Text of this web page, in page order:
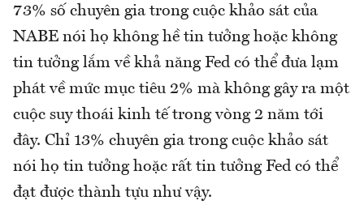
73% số chuyên gia trong cuộc khảo sát của
NABE nói họ không hề tin tưởng hoặc không
tin tưởng lắm về khả năng Fed có thể đưa lạm
phát về mức mục tiêu 2% mà không gây ra một
cuộc suy thoái kinh tế trong vòng 2 năm tới
đây. Chỉ 13% chuyên gia trong cuộc khảo sát
nói họ tin tưởng hoặc rất tin tưởng Fed có thể
đạt được thành tựu như vậy.